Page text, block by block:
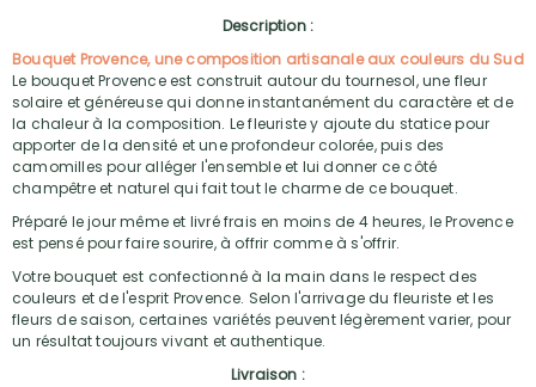
Description :
Bouquet Provence, une composition artisanale aux couleurs du Sud
Le bouquet Provence est construit autour du tournesol, une fleur
solaire et généreuse qui donne instantanément du caractère et de
la chaleur à la composition. Le fleuriste y ajoute du statice pour
apporter de la densité et une profondeur colorée, puis des
camomilles pour alléger l'ensemble et lui donner ce côté
champêtre et naturel qui fait tout le charme de ce bouquet.
Préparé le jour même et livré frais en moins de 4 heures, le Provence
est pensé pour faire sourire, à offrir comme à s'offrir.
Votre bouquet est confectionné à la main dans le respect des
couleurs et de l'esprit Provence. Selon l'arrivage du fleuriste et les
fleurs de saison, certaines variétés peuvent légèrement varier, pour
un résultat toujours vivant et authentique.
Livraison :